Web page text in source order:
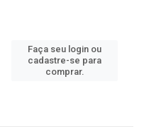
Faça seu login ou
cadastre-se para
comprar.